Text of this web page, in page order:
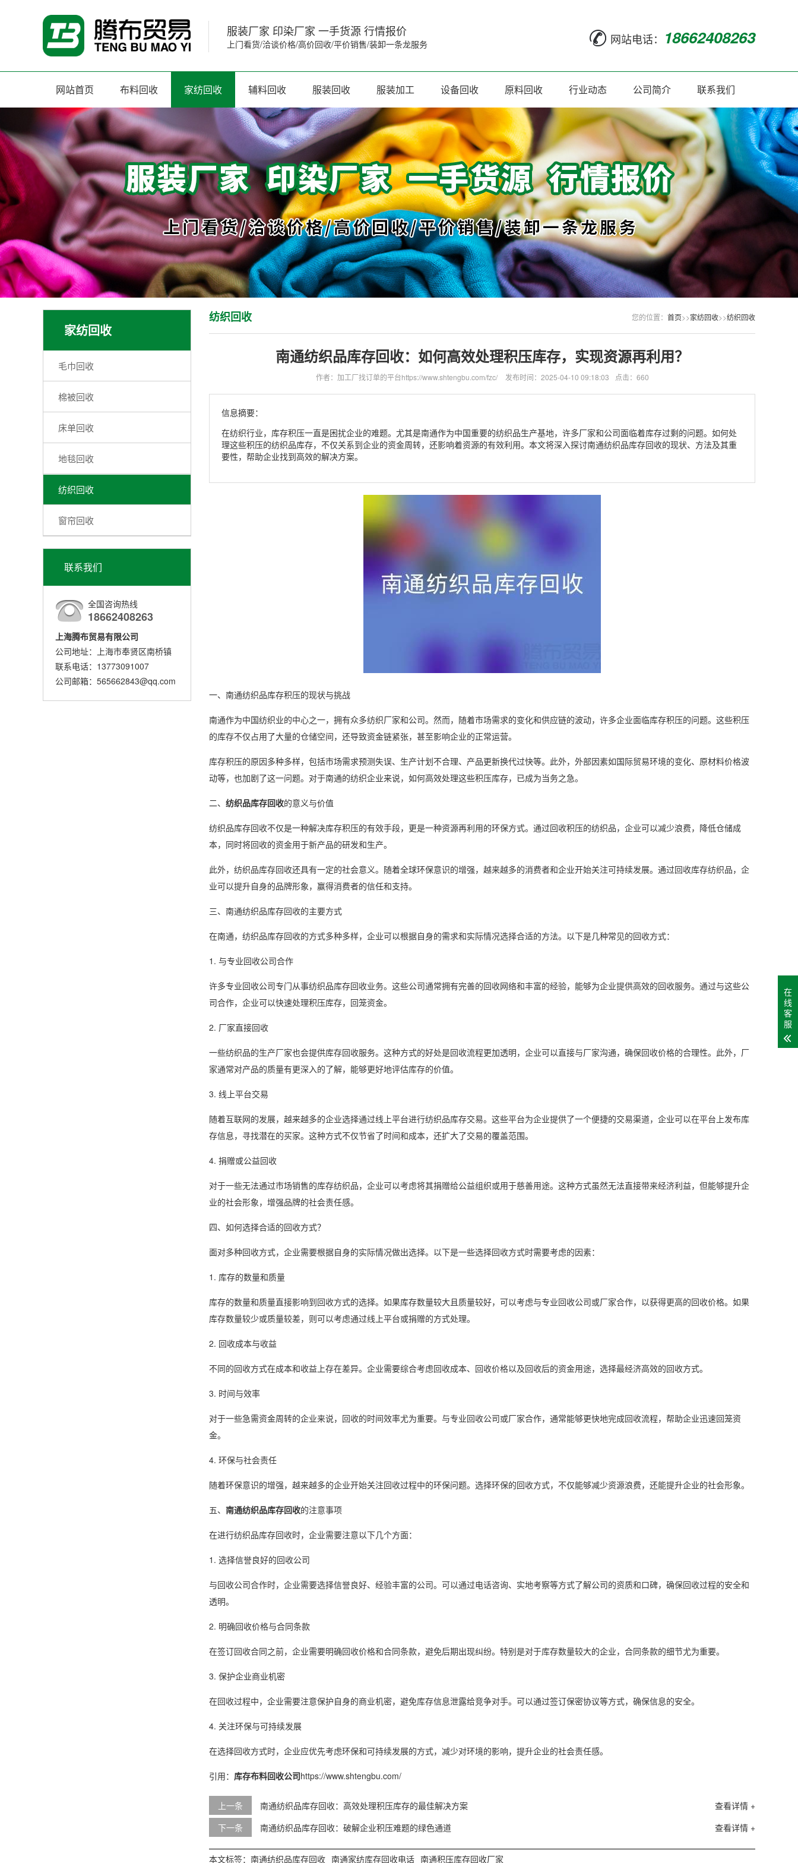
服装厂家 印染厂家 一手货源 行情报价
上门看货/洽谈价格/高价回收/平价销售/装卸一条龙服务 网站电话： 18662408263
网站首页 布料回收 家纺回收 辅料回收 服装回收 服装加工 设备回收 原料回收 行业动态 公司简介 联系我们
家纺回收
毛巾回收
棉被回收
床单回收
地毯回收
纺织回收
窗帘回收
联系我们
全国咨询热线
18662408263
上海腾布贸易有限公司
公司地址：上海市奉贤区南桥镇
联系电话：13773091007
公司邮箱：565662843@qq.com
您的位置： 首页>>家纺回收>>纺织回收
纺织回收
南通纺织品库存回收：如何高效处理积压库存，实现资源再利用？
作者：加工厂找订单的平台https://www.shtengbu.com/fzc/ 发布时间：2025-04-10 09:18:03 点击：660
信息摘要：
在纺织行业，库存积压一直是困扰企业的难题。尤其是南通作为中国重要的纺织品生产基地，许多厂家和公司面临着库存过剩的问题。如何处
理这些积压的纺织品库存，不仅关系到企业的资金周转，还影响着资源的有效利用。本文将深入探讨南通纺织品库存回收的现状、方法及其重
要性，帮助企业找到高效的解决方案。
一、南通纺织品库存积压的现状与挑战
南通作为中国纺织业的中心之一，拥有众多纺织厂家和公司。然而，随着市场需求的变化和供应链的波动，许多企业面临库存积压的问题。这些积压
的库存不仅占用了大量的仓储空间，还导致资金链紧张，甚至影响企业的正常运营。
库存积压的原因多种多样，包括市场需求预测失误、生产计划不合理、产品更新换代过快等。此外，外部因素如国际贸易环境的变化、原材料价格波
动等，也加剧了这一问题。对于南通的纺织企业来说，如何高效处理这些积压库存，已成为当务之急。
二、 纺织品库存回收的意义与价值
纺织品库存回收不仅是一种解决库存积压的有效手段，更是一种资源再利用的环保方式。通过回收积压的纺织品，企业可以减少浪费，降低仓储成
本，同时将回收的资金用于新产品的研发和生产。
此外，纺织品库存回收还具有一定的社会意义。随着全球环保意识的增强，越来越多的消费者和企业开始关注可持续发展。通过回收库存纺织品，企
业可以提升自身的品牌形象，赢得消费者的信任和支持。
三、南通纺织品库存回收的主要方式
在南通，纺织品库存回收的方式多种多样，企业可以根据自身的需求和实际情况选择合适的方法。以下是几种常见的回收方式：
1. 与专业回收公司合作
许多专业回收公司专门从事纺织品库存回收业务。这些公司通常拥有完善的回收网络和丰富的经验，能够为企业提供高效的回收服务。通过与这些公
司合作，企业可以快速处理积压库存，回笼资金。
2. 厂家直接回收
一些纺织品的生产厂家也会提供库存回收服务。这种方式的好处是回收流程更加透明，企业可以直接与厂家沟通，确保回收价格的合理性。此外，厂
家通常对产品的质量有更深入的了解，能够更好地评估库存的价值。
3. 线上平台交易
随着互联网的发展，越来越多的企业选择通过线上平台进行纺织品库存交易。这些平台为企业提供了一个便捷的交易渠道，企业可以在平台上发布库
存信息，寻找潜在的买家。这种方式不仅节省了时间和成本，还扩大了交易的覆盖范围。
4. 捐赠或公益回收
对于一些无法通过市场销售的库存纺织品，企业可以考虑将其捐赠给公益组织或用于慈善用途。这种方式虽然无法直接带来经济利益，但能够提升企
业的社会形象，增强品牌的社会责任感。
四、如何选择合适的回收方式？
面对多种回收方式，企业需要根据自身的实际情况做出选择。以下是一些选择回收方式时需要考虑的因素：
1. 库存的数量和质量
库存的数量和质量直接影响到回收方式的选择。如果库存数量较大且质量较好，可以考虑与专业回收公司或厂家合作，以获得更高的回收价格。如果
库存数量较少或质量较差，则可以考虑通过线上平台或捐赠的方式处理。
2. 回收成本与收益
不同的回收方式在成本和收益上存在差异。企业需要综合考虑回收成本、回收价格以及回收后的资金用途，选择最经济高效的回收方式。
3. 时间与效率
对于一些急需资金周转的企业来说，回收的时间效率尤为重要。与专业回收公司或厂家合作，通常能够更快地完成回收流程，帮助企业迅速回笼资
金。
4. 环保与社会责任
随着环保意识的增强，越来越多的企业开始关注回收过程中的环保问题。选择环保的回收方式，不仅能够减少资源浪费，还能提升企业的社会形象。
五、 南通纺织品库存回收的注意事项
在进行纺织品库存回收时，企业需要注意以下几个方面：
1. 选择信誉良好的回收公司
与回收公司合作时，企业需要选择信誉良好、经验丰富的公司。可以通过电话咨询、实地考察等方式了解公司的资质和口碑，确保回收过程的安全和
透明。
2. 明确回收价格与合同条款
在签订回收合同之前，企业需要明确回收价格和合同条款，避免后期出现纠纷。特别是对于库存数量较大的企业，合同条款的细节尤为重要。
3. 保护企业商业机密
在回收过程中，企业需要注意保护自身的商业机密，避免库存信息泄露给竞争对手。可以通过签订保密协议等方式，确保信息的安全。
4. 关注环保与可持续发展
在选择回收方式时，企业应优先考虑环保和可持续发展的方式，减少对环境的影响，提升企业的社会责任感。
引用： 库存布料回收公司https://www.shtengbu.com/
上一条 查看详情 +
南通纺织品库存回收：高效处理积压库存的最佳解决方案
下一条
查看详情 +
南通纺织品库存回收：破解企业积压难题的绿色通道
本文标签： 南通纺织品库存回收 南通家纺库存回收电话 南通积压库存回收厂家
在
线
客
服